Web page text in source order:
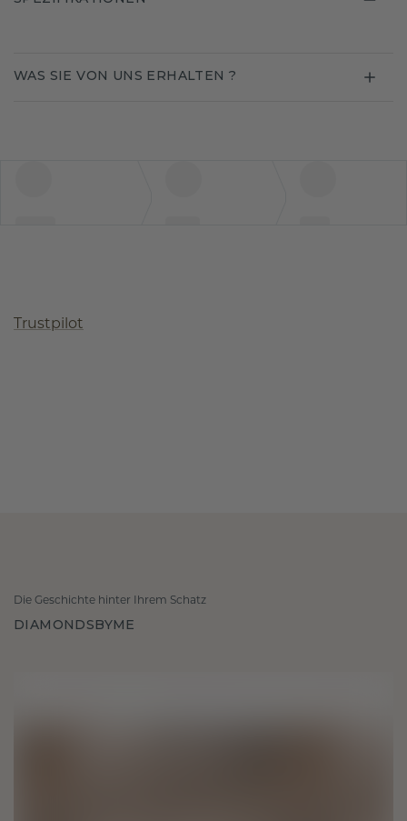
WAS SIE VON UNS ERHALTEN ?
Trustpilot
Die Geschichte hinter Ihrem Schatz
DIAMONDSBYME